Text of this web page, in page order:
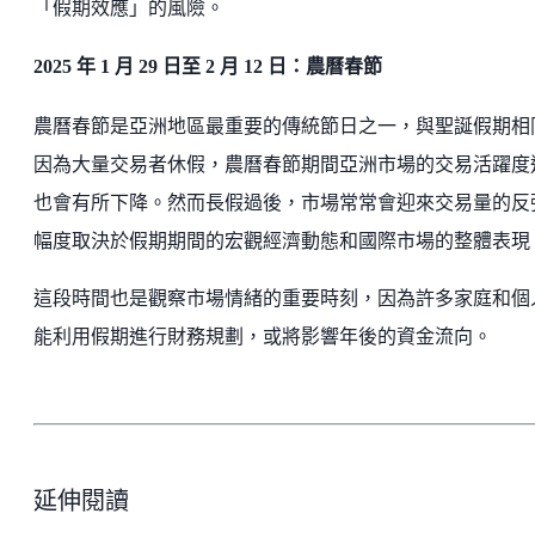
「假期效應」的風險。
2025 年 1 月 29 日至 2 月 12 日：農曆春節
農曆春節是亞洲地區最重要的傳統節日之一，與聖誕假期相
因為大量交易者休假，農曆春節期間亞洲市場的交易活躍度
也會有所下降。然而長假過後，市場常常會迎來交易量的反
幅度取決於假期期間的宏觀經濟動態和國際市場的整體表現
這段時間也是觀察市場情緒的重要時刻，因為許多家庭和個
能利用假期進行財務規劃，或將影響年後的資金流向。
延伸閱讀